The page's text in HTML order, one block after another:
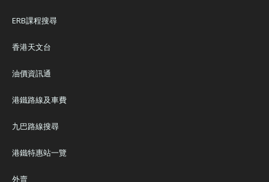
ERB課程搜尋
香港天文台
油價資訊通
港鐵路線及車費
九巴路線搜尋
港鐵特惠站一覽
外賣